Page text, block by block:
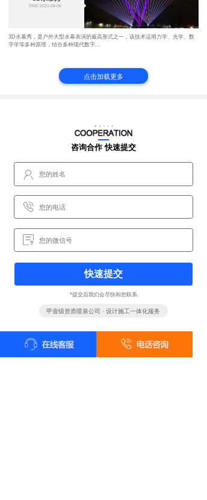
TIME:2021-08-06
3D水幕秀，是户外大型水幕表演的最高形式之一，该技术运用力学、光学、数
字学等多种原理，结合多种现代数字...
点击加载更多
咨询合作 快速提交
快速提交
*提交后我们会尽快和您联系
甲壹级资质喷泉公司 · 设计施工一体化服务